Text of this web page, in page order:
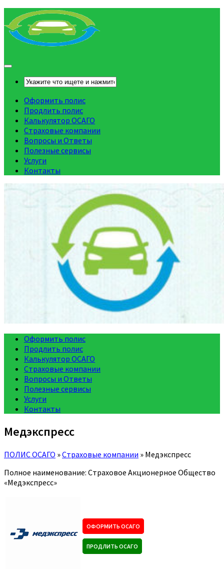
Оформить полис
Продлить полис
Калькулятор ОСАГО
Страховые компании
Вопросы и Ответы
Полезные сервисы
Услуги
Контакты
Оформить полис
Продлить полис
Калькулятор ОСАГО
Страховые компании
Вопросы и Ответы
Полезные сервисы
Услуги
Контакты
Медэкспресс
ПОЛИС ОСАГО »Страховые компании » Медэкспресс
Полное наименование: Страховое Акционерное Общество
«Медэкспресс»
ОФОРМИТЬ ОСАГО
ПРОДЛИТЬ ОСАГО